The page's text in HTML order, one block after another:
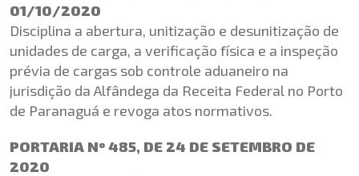
01/10/2020
Disciplina a abertura, unitização e desunitização de
unidades de carga, a verificação física e a inspeção
prévia de cargas sob controle aduaneiro na
jurisdição da Alfândega da Receita Federal no Porto
de Paranaguá e revoga atos normativos.
PORTARIA Nº 485, DE 24 DE SETEMBRO DE
2020